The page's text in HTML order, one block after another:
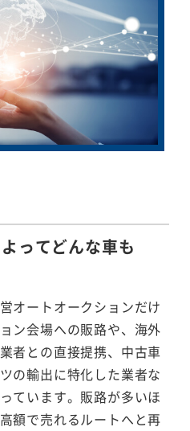
ってどんな車も
オートオークションだけ
ン会場への販路や、海外
者との直接提携、中古車
の輸出に特化した業者な
ています。販路が多いほ
額で売れるルートへと再